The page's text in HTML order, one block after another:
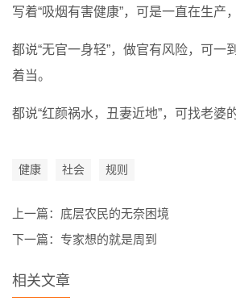
写着“吸烟有害健康”，可是一直在生产
都说“无官一身轻”，做官有风险，可一
着当。
都说“红颜祸水，丑妻近地”，可找老婆
健康 社会 规则
上一篇： 底层农民的无奈困境
下一篇： 专家想的就是周到
相关文章